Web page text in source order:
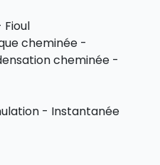
Fioul
cheminée -
cheminée -
- Instantanée